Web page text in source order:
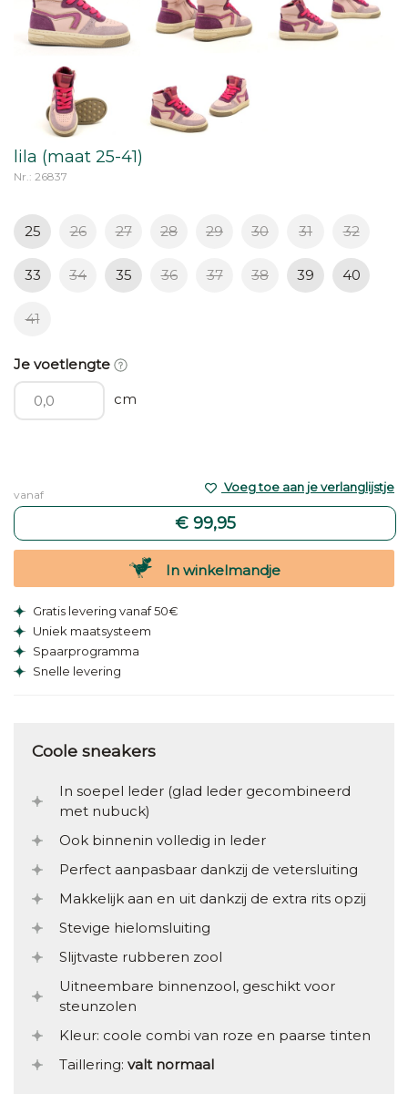
lila (maat 25-41)
Nr.: 26837
25 26 27 28 29 30 31 32
33 34 35 36 37 38 39 40
41
Je voetlengte
cm
vanaf
€ 99,95
Voeg toe aan je verlanglijstje
In winkelmandje
Gratis levering vanaf 50€
Uniek maatsysteem
Spaarprogramma
Snelle levering
Coole sneakers
In soepel leder (glad leder gecombineerd
met nubuck)
Ook binnenin volledig in leder
Perfect aanpasbaar dankzij de vetersluiting
Makkelijk aan en uit dankzij de extra rits opzij
Stevige hielomsluiting
Slijtvaste rubberen zool
Uitneembare binnenzool, geschikt voor
steunzolen
Kleur: coole combi van roze en paarse tinten
Taillering: valt normaal